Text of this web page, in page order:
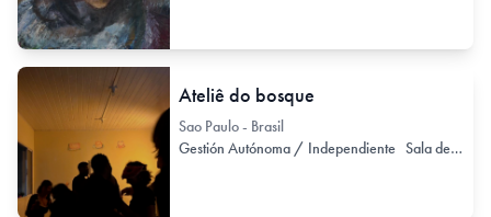
Ateliê do bosque
Sao Paulo - Brasil
Gestión Autónoma / Independiente Sala de Exhibición